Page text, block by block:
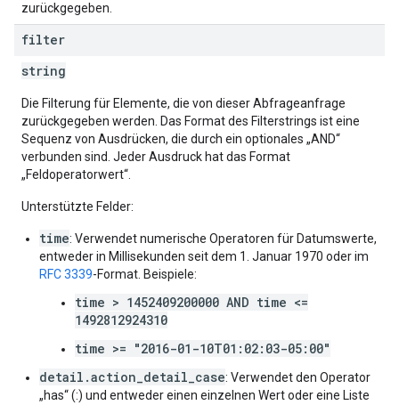
zurückgegeben.
filter
string
Die Filterung für Elemente, die von dieser Abfrageanfrage
zurückgegeben werden. Das Format des Filterstrings ist eine
Sequenz von Ausdrücken, die durch ein optionales „AND“
verbunden sind. Jeder Ausdruck hat das Format
„Feldoperatorwert“.
Unterstützte Felder:
time: Verwendet numerische Operatoren für Datumswerte,
entweder in Millisekunden seit dem 1. Januar 1970 oder im
RFC 3339-Format. Beispiele:
time > 1452409200000 AND time <=
1492812924310
time >= "2016-01-10T01:02:03-05:00"
detail.action_detail_case: Verwendet den Operator
„has“ (:) und entweder einen einzelnen Wert oder eine Liste